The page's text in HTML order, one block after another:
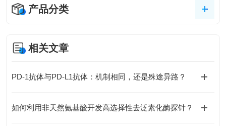
产品分类
相关文章
PD-1抗体与PD-L1抗体：机制相同，还是殊途异路？
如何利用非天然氨基酸开发高选择性去泛素化酶探针？